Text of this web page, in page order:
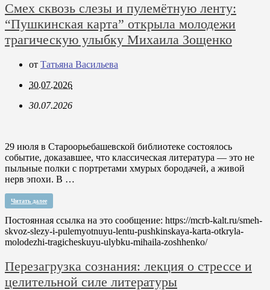
Смех сквозь слезы и пулемётную ленту:
“Пушкинская карта” открыла молодежи
трагическую улыбку Михаила Зощенко
от Татьяна Васильева
30.07.2026
30.07.2026
29 июля в Староорьебашевской библиотеке состоялось
событие, доказавшее, что классическая литература — это не
пыльные полки с портретами хмурых бородачей, а живой
нерв эпохи. В …
Читать далее
Постоянная ссылка на это сообщение: https://mcrb-kalt.ru/smeh-
skvoz-slezy-i-pulemyotnuyu-lentu-pushkinskaya-karta-otkryla-
molodezhi-tragicheskuyu-ulybku-mihaila-zoshhenko/
Перезагрузка сознания: лекция о стрессе и
целительной силе литературы